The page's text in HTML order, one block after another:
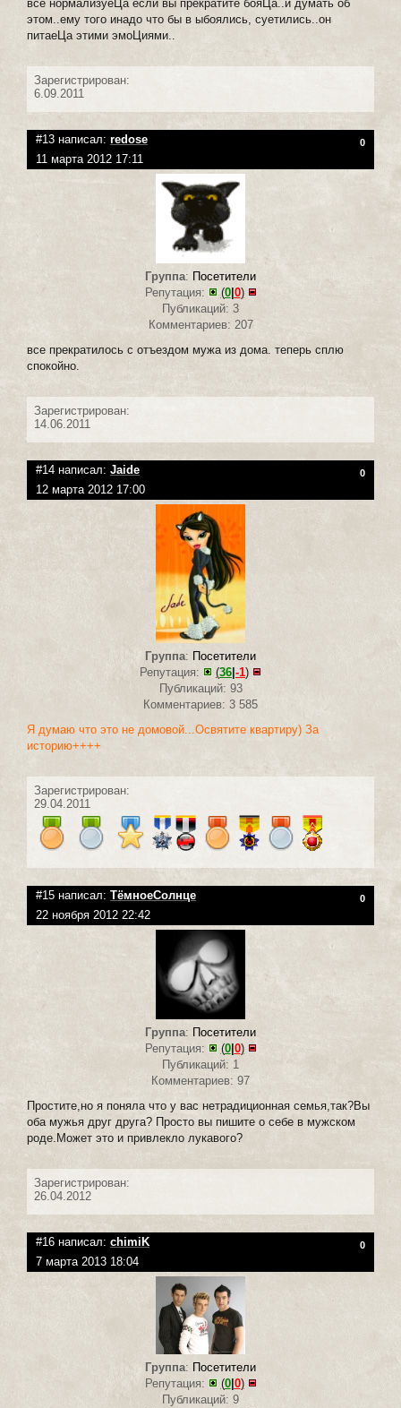
все нормализуеЦа если вы прекратите бояЦа..и думать об
этом..ему того инадо что бы в ыбоялись, суетились..он
питаеЦа этими эмоЦиями..
Зарегистрирован:
6.09.2011
#13 написал: redose 0
11 марта 2012 17:11
Группа: Посетители
Репутация:
(0| 0)
Публикаций: 3
Комментариев: 207
все прекратилось с отъездом мужа из дома. теперь сплю
спокойно.
Зарегистрирован:
14.06.2011
#14 написал: Jaide 0
12 марта 2012 17:00
Группа: Посетители
Репутация:
(36 -1)
Публикаций: 93
Комментариев: 3 585
Я думаю что это не домовой...Освятите квартиру) За
историю++++
Зарегистрирован:
29.04.2011
#15 написал: ТёмноеСолнце 0
22 ноября 2012 22:42
Группа: Посетители
Репутация:
(0| 0)
Публикаций: 1
Комментариев: 97
Простите,но я поняла что у вас нетрадиционная семья,так?Вы
оба мужья друг друга? Просто вы пишите о себе в мужском
роде.Может это и привлекло лукавого?
Зарегистрирован:
26.04.2012
#16 написал: chimiK 0
7 марта 2013 18:04
Группа: Посетители
Репутация:
(0| 0)
Публикаций: 9